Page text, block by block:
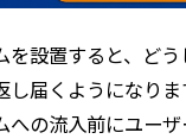
を設置すると、ど
し届くようになり
への流入前にユー